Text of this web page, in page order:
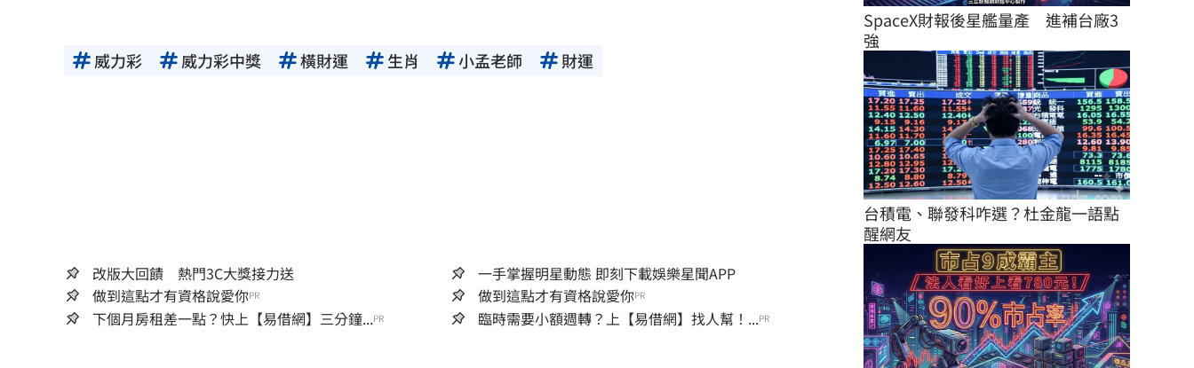
威力彩 威力彩中獎 橫財運 生肖 小孟老師 財運
改版大回饋 熱門3C大獎接力送
一手掌握明星動態 即刻下載娛樂星聞APP
做到這點才有資格說愛你PR 做到這點才有資格說愛你PR
下個月房租差一點？快上【易借網】三分鐘...PR 臨時需要小額週轉？上【易借網】找人幫！...PR
SpaceX財報後星艦量產　進補台廠3
強
台積電、聯發科咋選？杜金龍一語點
醒網友